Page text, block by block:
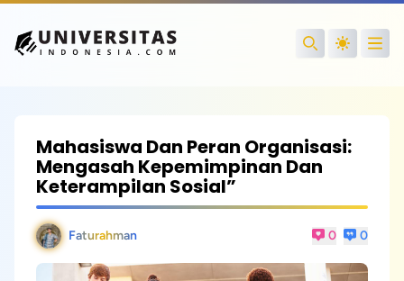
Search
Mahasiswa Dan Peran Organisasi:
Mengasah Kepemimpinan Dan
Keterampilan Sosial”
Faturahman 0 0